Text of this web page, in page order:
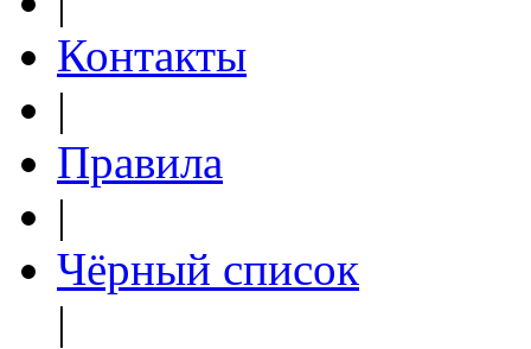
Контакты
|
Правила
|
Чёрный список
|